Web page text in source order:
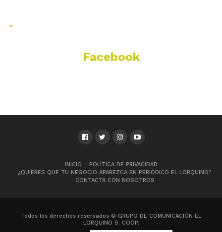
.
Facebook
INICIO
POLÍTICA DE PRIVACIDAD
¿QUIERES QUE TU NEGOCIO APAREZCA EN PERIÓDICO EL LORQUINO?
CONTACTA CON NOSOTROS
Todos los derechos reservados © GRUPO DE COMUNICACIÓN EL
LORQUINO S. COOP.